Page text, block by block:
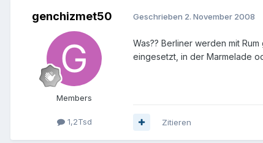
genchizmet50
Members
1,2Tsd
Geschrieben 2. November 2008
Was?? Berliner werden mit
eingesetzt, in der Marmelade
Zitieren